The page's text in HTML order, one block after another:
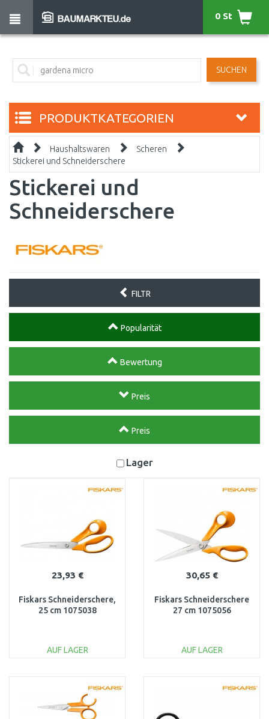
SUCHEN
0 St
PRODUKTKATEGORIEN
Haushaltswaren
Scheren
Stickerei und Schneiderschere
Stickerei und
Schneiderschere
FILTR
Popularität
Bewertung
Preis
Preis
Lager
23,93 €
Fiskars Schneiderschere,
25 cm 1075038
AUF LAGER
Vergleichen
30,65 €
Fiskars Schneiderschere
27 cm 1075056
AUF LAGER